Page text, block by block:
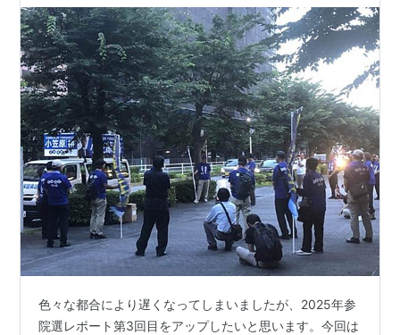
色々な都合により遅くなってしまいましたが、2025年参
院選レポート第3回目をアップしたいと思います。今回は